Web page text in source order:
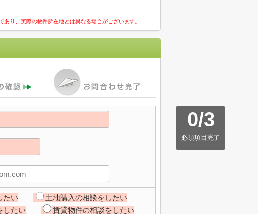
り、実際の物件所在地とは異なる場合がございます。
0/3
必須項目完了
たい
土地購入の相談をしたい
したい
賃貸物件の相談をしたい